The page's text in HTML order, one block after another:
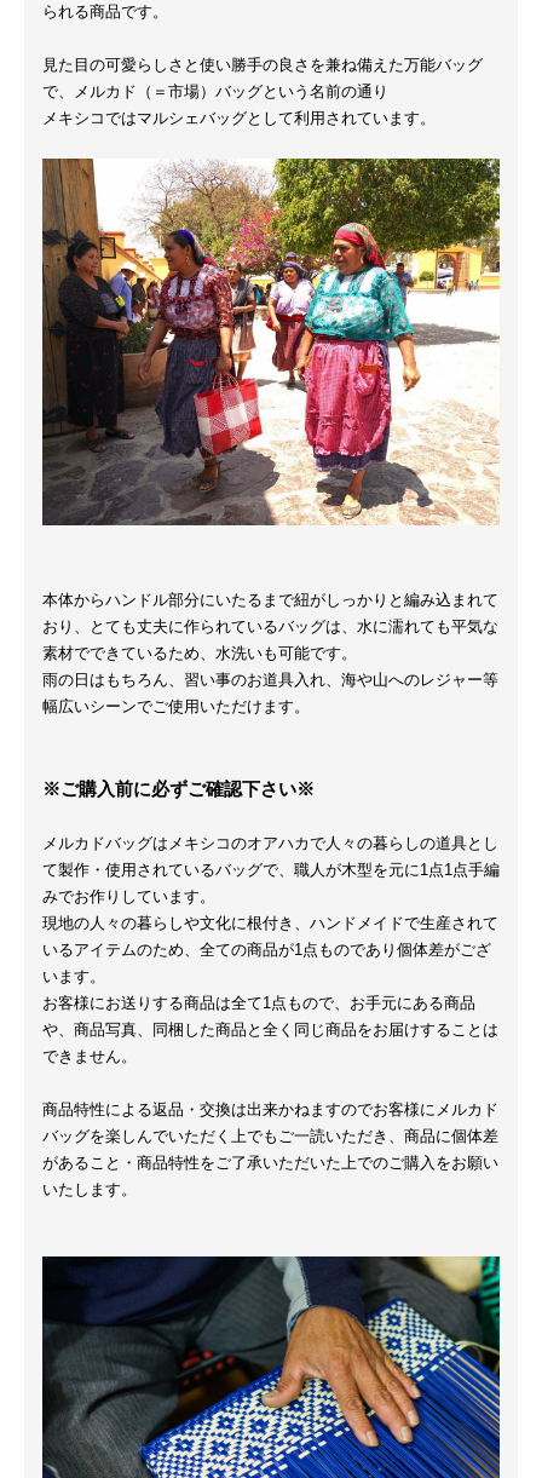
られる商品です。
見た目の可愛らしさと使い勝手の良さを兼ね備えた万能バッグ
で、メルカド（＝市場）バッグという名前の通り
メキシコではマルシェバッグとして利用されています。
本体からハンドル部分にいたるまで紐がしっかりと編み込まれて
おり、とても丈夫に作られているバッグは、水に濡れても平気な
素材でできているため、水洗いも可能です。
雨の日はもちろん、習い事のお道具入れ、海や山へのレジャー等
幅広いシーンでご使用いただけます。
※ご購入前に必ずご確認下さい※
メルカドバッグはメキシコのオアハカで人々の暮らしの道具とし
て製作・使用されているバッグで、職人が木型を元に1点1点手編
みでお作りしています。
現地の人々の暮らしや文化に根付き、ハンドメイドで生産されて
いるアイテムのため、全ての商品が1点ものであり個体差がござ
います。
お客様にお送りする商品は全て1点もので、お手元にある商品
や、商品写真、同梱した商品と全く同じ商品をお届けすることは
できません。
商品特性による返品・交換は出来かねますのでお客様にメルカド
バッグを楽しんでいただく上でもご一読いただき、商品に個体差
があること・商品特性をご了承いただいた上でのご購入をお願い
いたします。